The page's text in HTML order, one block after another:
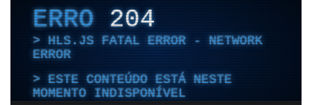
ERRO204
HLS.JS FATAL ERROR - NETWORK
ERROR
ESTE CONTEÚDO ESTÁ NESTE
MOMENTO INDISPONÍVEL